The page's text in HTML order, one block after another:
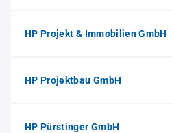
HP Projekt & Immobilien GmbH
HP Projektbau GmbH
HP Pürstinger GmbH